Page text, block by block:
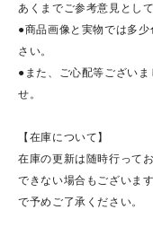
あくまでご参考意見とし
●商品画像と実物では多
さい。
●また、ご心配等ござい
せ。
【在庫について】
在庫の更新は随時行って
できない場合もございま
で予めご了承ください。